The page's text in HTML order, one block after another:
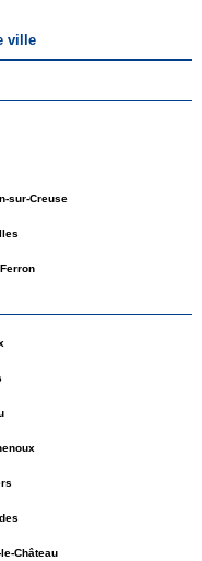
ville
sur-Creuse
Château